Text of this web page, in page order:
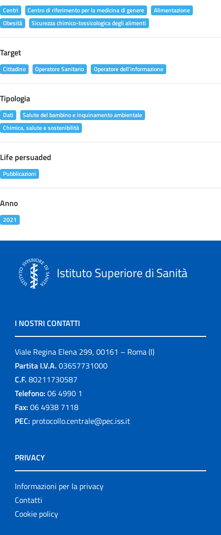
Centri Centro di riferimento per la medicina di genere
Alimentazione
Obesità
Sicurezza chimico-tossicologica degli alimenti
Target
Cittadino Operatore Sanitario Operatore dell'informazione
Tipologia
Dati
Salute del bambino e inquinamento ambientale
Chimica, salute e sostenibilità
Life persuaded
Pubblicazioni
Anno
2021
Istituto Superiore di Sanità
I NOSTRI CONTATTI
Viale Regina Elena 299, 00161 – Roma (I)
Partita I.V.A. 03657731000
C.F. 80211730587
Telefono: 06 4990 1
Fax: 06 4938 7118
PEC: protocollo.centrale@pec.iss.it
PRIVACY
Informazioni per la privacy
Contatti
Cookie policy